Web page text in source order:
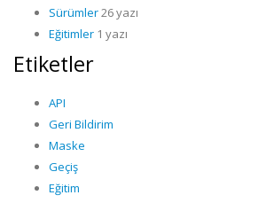
Sürümler26 yazı
Eğitimler 1 yazı
Etiketler
API
Geri Bildirim
Maske
Geçiş
Eğitim